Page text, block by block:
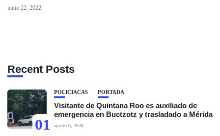
junio 22, 2022
Recent Posts
01
POLICIACAS PORTADA
Visitante de Quintana Roo es auxiliado de
emergencia en Buctzotz y trasladado a Mérida
agosto 6, 2026